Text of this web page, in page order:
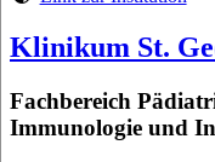
Klinikum St.
Fachbereich
Immunologie und